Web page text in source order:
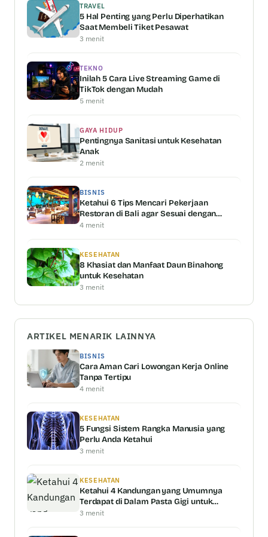
TRAVEL
5 Hal Penting yang Perlu Diperhatikan
Saat Membeli Tiket Pesawat
3 menit
TEKNO
Inilah 5 Cara Live Streaming Game di
TikTok dengan Mudah
5 menit
GAYA HIDUP
Pentingnya Sanitasi untuk Kesehatan
Anak
2 menit
BISNIS
Ketahui 6 Tips Mencari Pekerjaan
Restoran di Bali agar Sesuai dengan
Kemampuan Anda
4 menit
KESEHATAN
8 Khasiat dan Manfaat Daun Binahong
untuk Kesehatan
3 menit
ARTIKEL MENARIK LAINNYA
BISNIS
Cara Aman Cari Lowongan Kerja Online
Tanpa Tertipu
4 menit
KESEHATAN
5 Fungsi Sistem Rangka Manusia yang
Perlu Anda Ketahui
3 menit
KESEHATAN
Ketahui 4 Kandungan yang Umumnya
Terdapat di Dalam Pasta Gigi untuk
Memutihkan Gigi
3 menit